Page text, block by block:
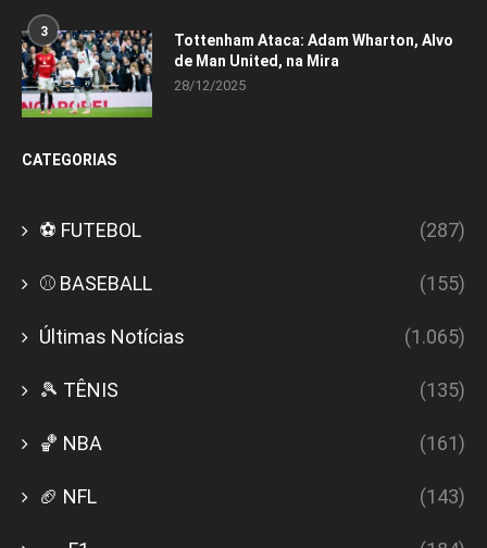
3
Tottenham Ataca: Adam Wharton, Alvo
de Man United, na Mira
28/12/2025
CATEGORIAS
⚽ FUTEBOL (287)
⚾ BASEBALL (155)
Últimas Notícias (1.065)
🎾 TÊNIS (135)
🏀 NBA (161)
🏈 NFL (143)